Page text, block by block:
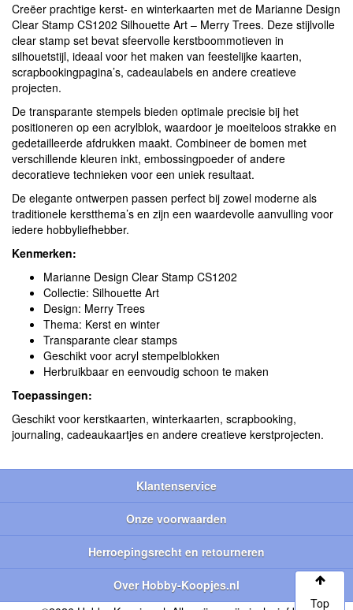
Creëer prachtige kerst- en winterkaarten met de Marianne Design
Clear Stamp CS1202 Silhouette Art – Merry Trees. Deze stijlvolle
clear stamp set bevat sfeervolle kerstboommotieven in
silhouetstijl, ideaal voor het maken van feestelijke kaarten,
scrapbookingpagina’s, cadeaulabels en andere creatieve
projecten.
De transparante stempels bieden optimale precisie bij het
positioneren op een acrylblok, waardoor je moeiteloos strakke en
gedetailleerde afdrukken maakt. Combineer de bomen met
verschillende kleuren inkt, embossingpoeder of andere
decoratieve technieken voor een uniek resultaat.
De elegante ontwerpen passen perfect bij zowel moderne als
traditionele kerstthema’s en zijn een waardevolle aanvulling voor
iedere hobbyliefhebber.
Kenmerken:
Marianne Design Clear Stamp CS1202
Collectie: Silhouette Art
Design: Merry Trees
Thema: Kerst en winter
Transparante clear stamps
Geschikt voor acryl stempelblokken
Herbruikbaar en eenvoudig schoon te maken
Toepassingen:
Geschikt voor kerstkaarten, winterkaarten, scrapbooking,
journaling, cadeaukaartjes en andere creatieve kerstprojecten.
Klantenservice
Onze voorwaarden
Herroepingsrecht en retourneren
Over Hobby-Koopjes.nl
Top